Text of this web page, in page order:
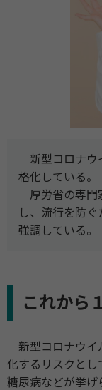
新型コロナウ
格化している。
厚労省の専門
し、流行を防
強調している。
これから
新型コロナウイ
化するリスクとし
糖尿病などが挙げ